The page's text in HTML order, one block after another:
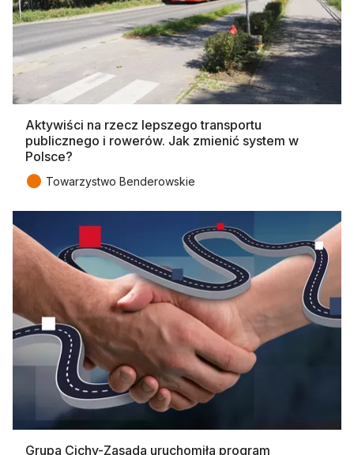
Aktywiści na rzecz lepszego transportu
publicznego i rowerów. Jak zmienić system w
Polsce?
● Towarzystwo Benderowskie
Grupa Cichy-Zasada uruchomiła program